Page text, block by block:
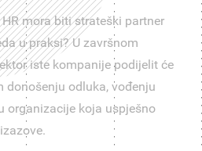
mora biti strateški partner
u praksi? U završnom
iste kompanije podijelit će
donošenju odluka, vođenju
organizacije koja uspješno